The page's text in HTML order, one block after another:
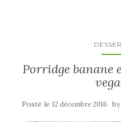
Porridge banane
Posté le 12 décembre 2016 by